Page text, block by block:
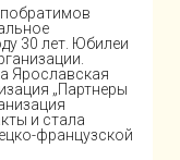
30 лет. Юбилеи
Ярославская
„Партнеры
и стала
французской